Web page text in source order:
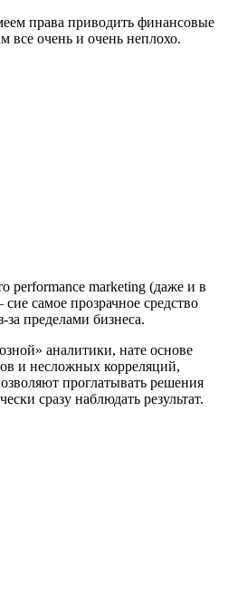
права приводить финансовые
все очень и очень неплохо.
performance marketing (даже и в
самое прозрачное средство
пределами бизнеса.
аналитики, нате основе
и несложных корреляций,
проглатывать решения
сразу наблюдать результат.